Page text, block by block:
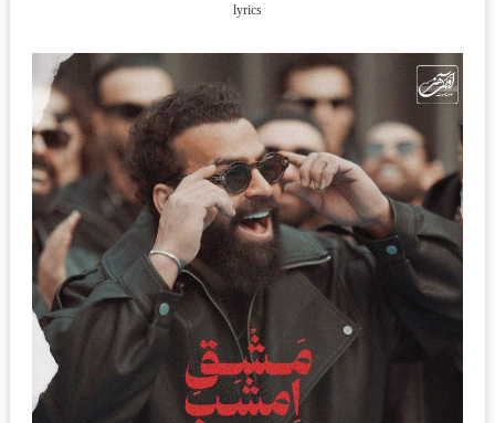
lyrics